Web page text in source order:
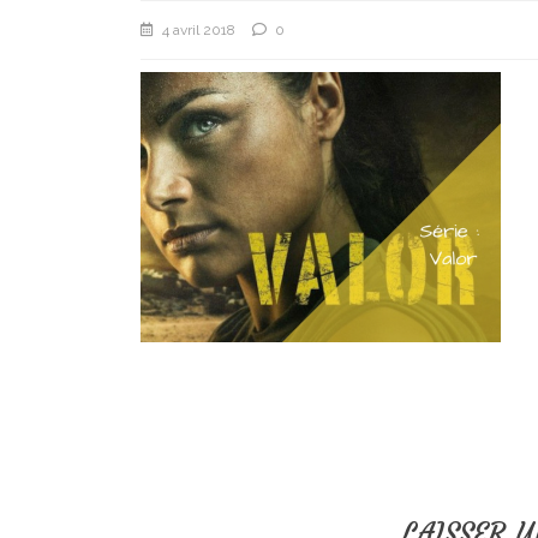
4 avril 2018 0